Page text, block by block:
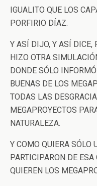
IGUALITO QUE LOS
PORFIRIO DÍAZ.
Y ASÍ DIJO, Y ASÍ DICE,
HIZO OTRA
DONDE SÓLO
BUENAS DE LOS
TODAS LAS
MEGAPROYECTOS
NATURALEZA.
Y COMO QUIERA SÓLO
PARTICIPARON DE
QUIEREN LOS